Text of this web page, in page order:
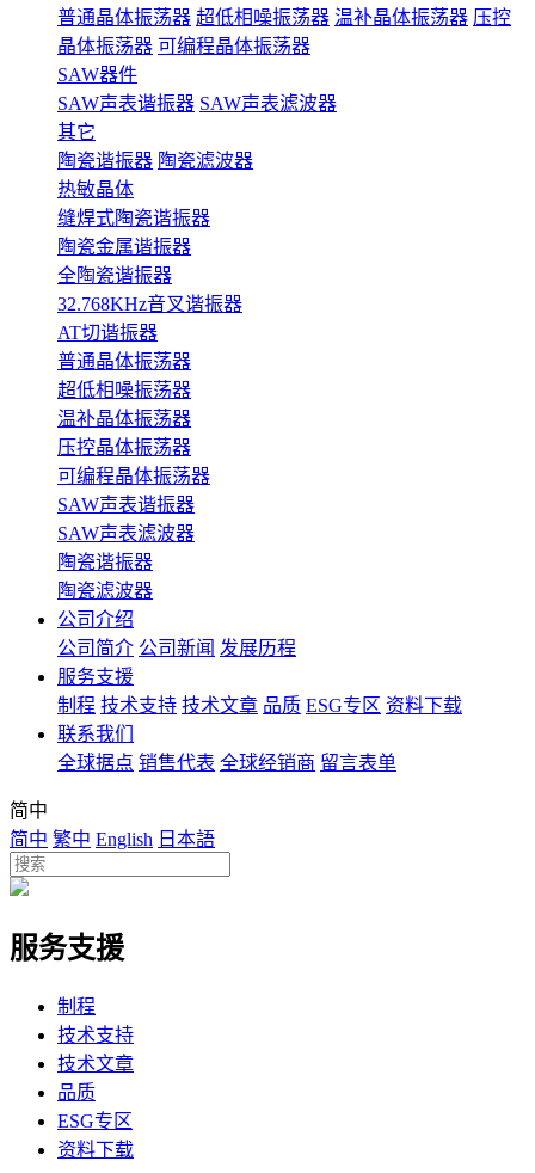
普通晶体振荡器 超低相噪振荡器 温补晶体振荡器 压控
晶体振荡器 可编程晶体振荡器
SAW器件
SAW声表谐振器 SAW声表滤波器
其它
陶瓷谐振器 陶瓷滤波器
热敏晶体
缝焊式陶瓷谐振器
陶瓷金属谐振器
全陶瓷谐振器
32.768KHz音叉谐振器
AT切谐振器
普通晶体振荡器
超低相噪振荡器
温补晶体振荡器
压控晶体振荡器
可编程晶体振荡器
SAW声表谐振器
SAW声表滤波器
陶瓷谐振器
陶瓷滤波器
公司介绍
公司简介 公司新闻 发展历程
服务支援
制程 技术支持 技术文章 品质 ESG专区 资料下载
联系我们
全球据点 销售代表 全球经销商 留言表单
简中
简中 繁中 English 日本語
服务支援
制程
技术支持
技术文章
品质
ESG专区
资料下载